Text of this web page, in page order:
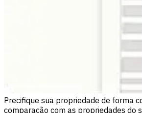
Precifique sua propriedade de forma
comparação com as propriedades do